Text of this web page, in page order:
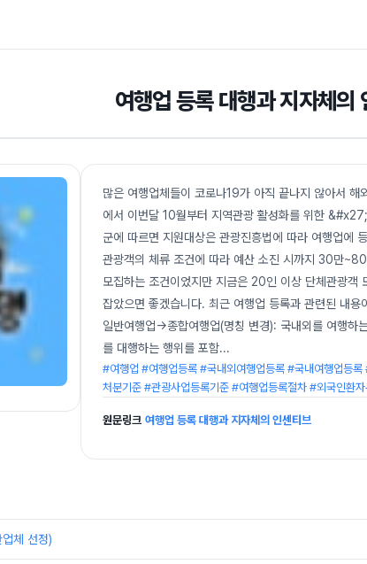
여행업 등록 대행과 지자체의
많은 여행업체들이 코로나19가 아직 끝나지 않아서
에서 이번달 10월부터 지역관광 활성화를 위한
군에 따르면 지원대상은 관광진흥법에 따라 여행업에
관광객의 체류 조건에 따라 예산 소진 시까지 30만
모집하는 조건이었지만 지금은 20인 이상 단체관광객
잡았으면 좋겠습니다. 최근 여행업 등록과 관련된 내
일반여행업→종합여행업(명칭 변경): 국내외를 여행하
를 대행하는 행위를 포함...
#여행업 #여행업등록 #국내외여행업등록 #국내여행업등
처분기준 #관광사업등록기준 #여행업등록절차 #외국인환
원문링크 여행업 등록 대행과 지자체의 인센티브
체 선정)